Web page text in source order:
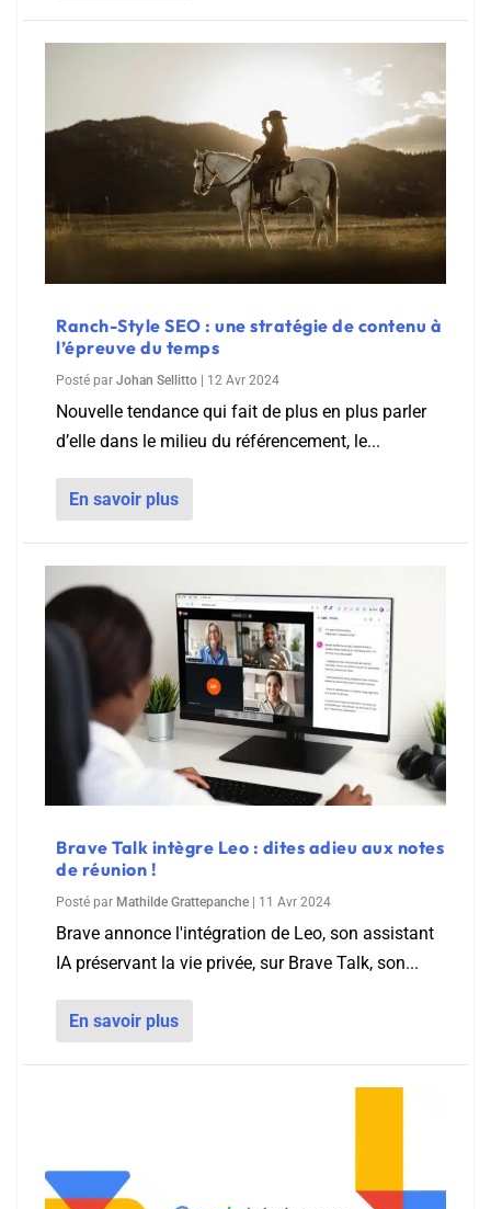
Ranch-Style SEO : une stratégie de contenu à
l’épreuve du temps
Posté par Johan Sellitto 12 Avr 2024
Nouvelle tendance qui fait de plus en plus parler
d’elle dans le milieu du référencement, le...
En savoir plus
Brave Talk intègre Leo : dites adieu aux notes
de réunion !
Posté par Mathilde Grattepanche 11 Avr 2024
Brave annonce l'intégration de Leo, son assistant
IA préservant la vie privée, sur Brave Talk, son...
En savoir plus